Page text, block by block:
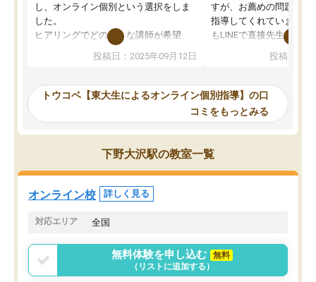
し、オンライン個別という選択をしま
した。
ヒアリングでどのような講師が希望
か、オプションは付帯するかなど選ぶ
事が出来ました。
ーティングを行い、その講師で良いか
見てから講師を決定する事ができま
す。
うちの子は、初回面談の講師の方で決
オンラインツールを使用した単語帳の
共有があり宿題もそちらで出される形
でした。
言う事で講師変更の申し出があり、あ
まりに短期での変更だった為、塾に通
う事にして退会しました。遅れも取り
投稿日：2025年09月12日
すが、お薦めの問題集や
指導してくれています。
もLINEで直接先生に質問
めれるので、個人に合
いなのがあり(有料)、受
ことをどんなスケジュー
くか相談したのですが、
ち期待したものではなく
内容でした。それでも明
やる気も出ましたし、苦
くなってきたようなので
投稿日：
トウコベ【東大生によるオンライン個別指導】の口
コミをもっとみる
下野大沢駅の教室一覧
オンライン校 詳しく見る
対応エリア 全国
無料体験を申し込む
無料
（リストに追加する）